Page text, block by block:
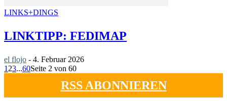
LINKS+DINGS
LINKTIPP: FEDIMAP
el flojo - 4. Februar 2026
1 23...60Seite 2 von 60
RSS ABONNIEREN